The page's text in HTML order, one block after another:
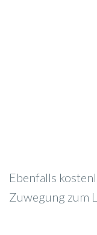
Ebenfalls
Zuwegung zum